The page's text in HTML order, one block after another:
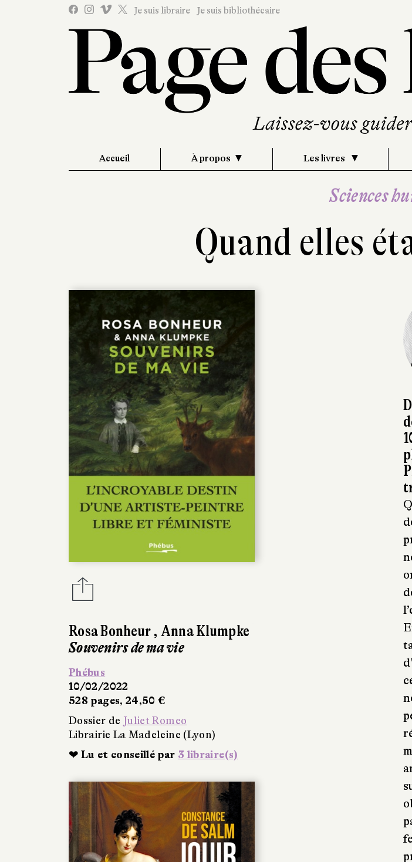
Je suis libraire Je suis bibliothécaire
Accueil À propos Les livres
Sciences
Quand elles
Rosa Bonheur, Anna Klumpke
Souvenirs de ma vie
Phébus
10/02/2022
528 pages, 24,50 €
Dossier de Juliet Romeo
Librairie La Madeleine (Lyon)
❤ Lu et conseillé par 3 libraire(s)